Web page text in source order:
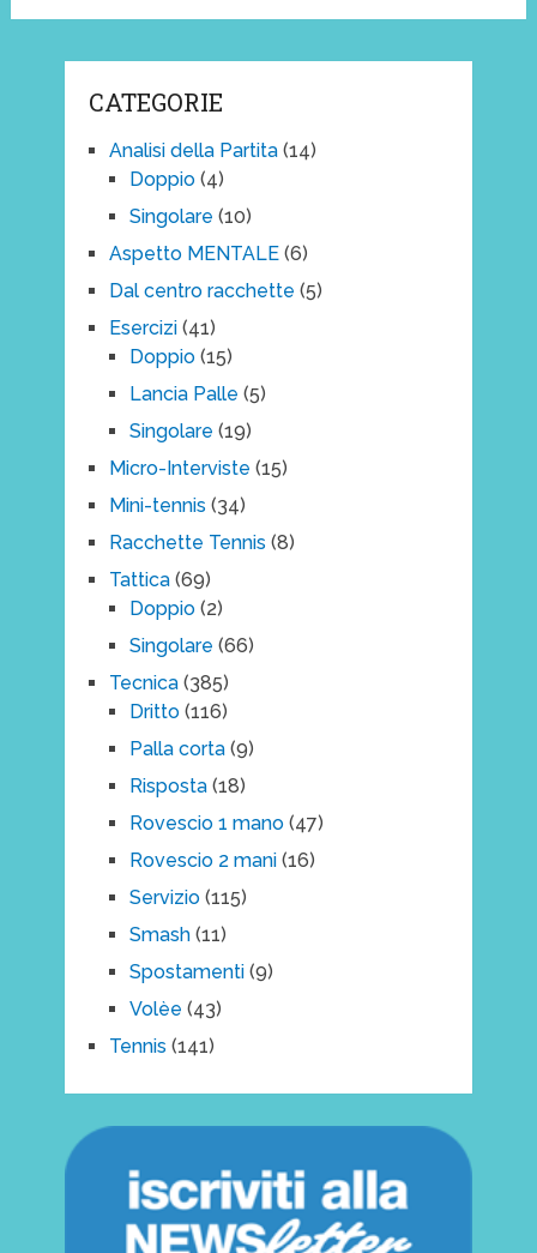
CATEGORIE
Analisi della Partita(14)
Doppio(4)
Singolare (10)
Aspetto MENTALE(6)
Dal centro racchette (5)
Esercizi(41)
Doppio(15)
Lancia Palle (5)
Singolare (19)
Micro-Interviste (15)
Mini-tennis (34)
Racchette Tennis (8)
Tattica(69)
Doppio(2)
Singolare (66)
Tecnica(385)
Dritto(116)
Palla corta(9)
Risposta(18)
Rovescio 1 mano(47)
Rovescio 2 mani(16)
Servizio(115)
Smash(11)
Spostamenti(9)
Volèe (43)
Tennis (141)